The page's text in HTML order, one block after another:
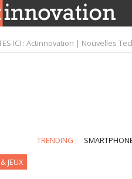
ICI :Actinnovation | Nouvelles
TRENDING :
JEUX